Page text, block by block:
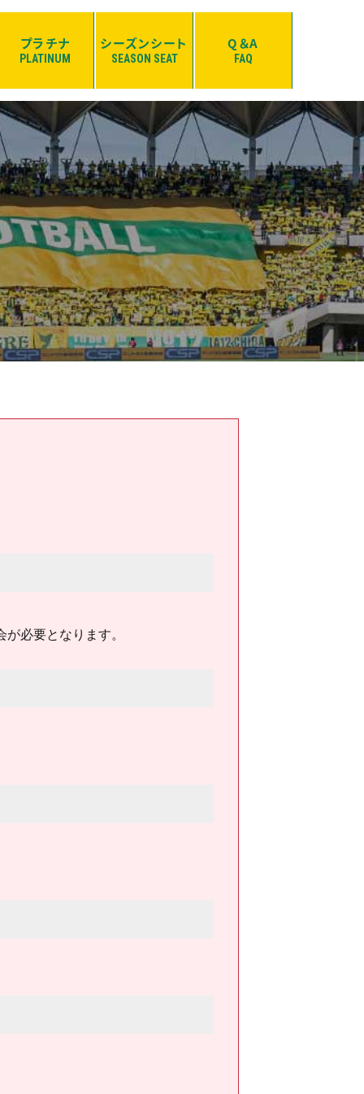
プラチナ
PLATINUM
シーズンシート
SEASON SEAT
Q＆A
FAQ
必要となります。